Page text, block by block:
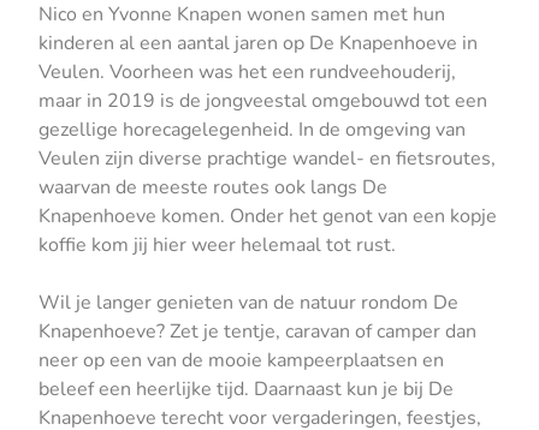
Nico en Yvonne Knapen wonen samen met hun
kinderen al een aantal jaren op De Knapenhoeve in
Veulen. Voorheen was het een rundveehouderij,
maar in 2019 is de jongveestal omgebouwd tot een
gezellige horecagelegenheid. In de omgeving van
Veulen zijn diverse prachtige wandel- en fietsroutes,
waarvan de meeste routes ook langs De
Knapenhoeve komen. Onder het genot van een kopje
koffie kom jij hier weer helemaal tot rust.
Wil je langer genieten van de natuur rondom De
Knapenhoeve? Zet je tentje, caravan of camper dan
neer op een van de mooie kampeerplaatsen en
beleef een heerlijke tijd. Daarnaast kun je bij De
Knapenhoeve terecht voor vergaderingen, feestjes,